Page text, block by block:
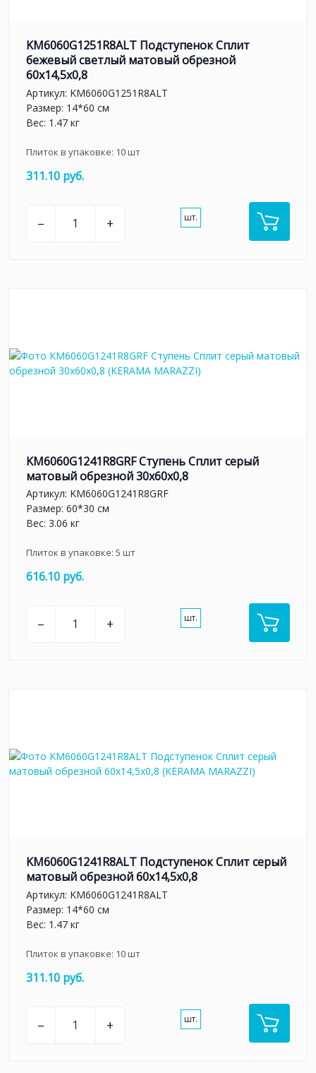
KM6060G1251R8ALT Подступенок Сплит
бежевый светлый матовый обрезной
60x14,5x0,8
Артикул: KM6060G1251R8ALT
Размер: 14*60 см
Вес: 1.47 кг
Плиток в упаковке: 10шт
311.10 руб.
– + шт.
KM6060G1241R8GRF Ступень Сплит серый
матовый обрезной 30x60x0,8
Артикул: KM6060G1241R8GRF
Размер: 60*30 см
Вес: 3.06 кг
Плиток в упаковке: 5 шт
616.10 руб.
– + шт.
KM6060G1241R8ALT Подступенок Сплит серый
матовый обрезной 60x14,5x0,8
Артикул: KM6060G1241R8ALT
Размер: 14*60 см
Вес: 1.47 кг
Плиток в упаковке: 10шт
311.10 руб.
– + шт.